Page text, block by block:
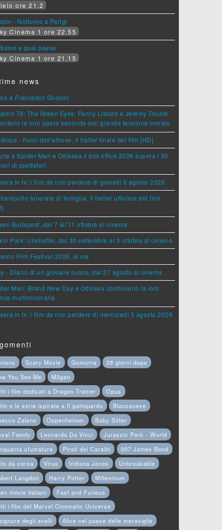
ore 21.2
- Notturno a Parigi
Cinema 1 ore 22.55
a quel paese
Cinema 1 ore 21.15
news
a Francesco Guccini
79: The Green Eyes, Fanny Liatard e Jérémy Trouilh
la loro opera seconda con grande tensione morale
- Fuori dall'altrove, il trailer finale del film [HD]
a Spider-Man e Odissea il box office 2026 supera i 50
di spettatori
in tv: i film da non perdere di giovedì 6 agosto 2026
tranquillo funerale di famiglia, il trailer ufficiale del film
Budapest, dal 7 all'11 ottobre al cinema
Park: Unshatter, dal 30 settembre al 3 ottobre al cinema
Film Festival 2026, al via
- Diario di un giovane cuoco, dal 27 agosto al cinema
Man: Brand New Day e Odissea continuano la loro
multimilionaria
in tv: i film da non perdere di mercoledì 5 agosto 2026
Scary Movie Gomorra
28 giorni dopo
You See Me
M3gan
i film dedicati a Dragon Trainer
Opus
e le serie ispirate a Il gattopardo
Biancaneve
Zalone
Oppenheimer
Baby Sitter
Family
Leonardo Da Vinci
Jurassic Park - World
sfumature
Pirati dei Caraibi
007 James Bond
da corsa
Virus Indiana Jones
Unbreakable
Langdon
Harry Potter
Millennium
movie italiani
Fast and Furious
i film del Marvel Cinematic Universe
degli anelli
Alice nel paese delle meraviglie